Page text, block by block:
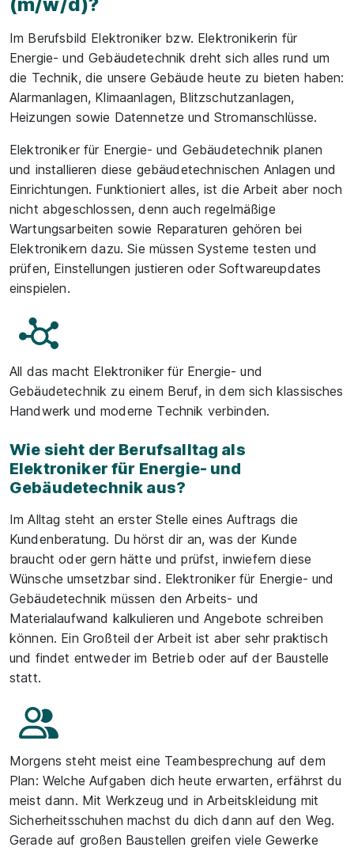
Im Berufsbild Elektroniker bzw. Elektronikerin für
Energie- und Gebäudetechnik dreht sich alles rund um
die Technik, die unsere Gebäude heute zu bieten haben:
Alarmanlagen, Klimaanlagen, Blitzschutzanlagen,
Heizungen sowie Datennetze und Stromanschlüsse.
Elektroniker für Energie- und Gebäudetechnik planen
und installieren diese gebäudetechnischen Anlagen und
Einrichtungen. Funktioniert alles, ist die Arbeit aber noch
nicht abgeschlossen, denn auch regelmäßige
Wartungsarbeiten sowie Reparaturen gehören bei
Elektronikern dazu. Sie müssen Systeme testen und
prüfen, Einstellungen justieren oder Softwareupdates
einspielen.
All das macht Elektroniker für Energie- und
Gebäudetechnik zu einem Beruf, in dem sich klassisches
Handwerk und moderne Technik verbinden.
Wie sieht der Berufsalltag als
Elektroniker für Energie- und
Gebäudetechnik aus?
Im Alltag steht an erster Stelle eines Auftrags die
Kundenberatung. Du hörst dir an, was der Kunde
braucht oder gern hätte und prüfst, inwiefern diese
Wünsche umsetzbar sind. Elektroniker für Energie- und
Gebäudetechnik müssen den Arbeits- und
Materialaufwand kalkulieren und Angebote schreiben
können. Ein Großteil der Arbeit ist aber sehr praktisch
und findet entweder im Betrieb oder auf der Baustelle
statt.
Morgens steht meist eine Teambesprechung auf dem
Plan: Welche Aufgaben dich heute erwarten, erfährst du
meist dann. Mit Werkzeug und in Arbeitskleidung mit
Sicherheitsschuhen machst du dich dann auf den Weg.
Gerade auf großen Baustellen greifen viele Gewerke